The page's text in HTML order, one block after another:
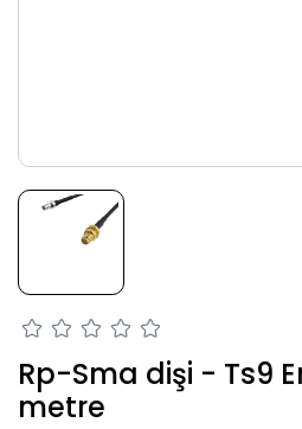
Rp-Sma dişi - Ts9
metre